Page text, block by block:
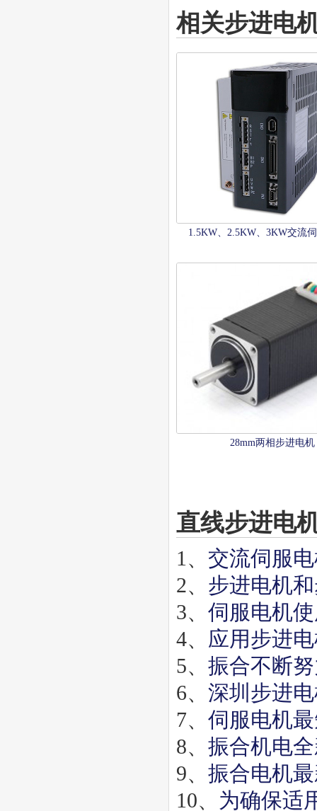
相关步进电
1.5KW、2.5KW、3KW交流
28mm两相步进电机
直线步进电
1、 交流伺服
2、 步进电机
3、 伺服电机
4、 应用步进
5、 振合不断
6、 深圳步进
7、 伺服电机
8、 振合机电
9、 振合电机
10、 为确保适